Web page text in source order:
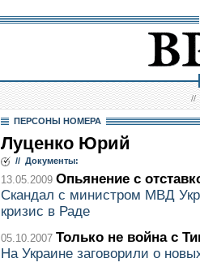
//
ПЕРСОНЫ НОМЕРА
Луценко Юрий
// Документы:
13.05.2009 Опьянение с
Скандал с министром МВД
кризис в Раде
05.10.2007 Только не война с
На Украине заговорили о